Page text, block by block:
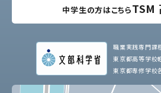
中学生の方はこちらTSM
職業実践専門課
東京都高等学校
東京都専修学校